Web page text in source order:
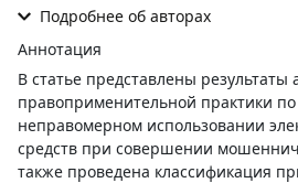
Подробнее об авторах
Аннотация
В статье представлены
правоприменительной практики
неправомерном использовании
средств при совершении
также проведена классификация